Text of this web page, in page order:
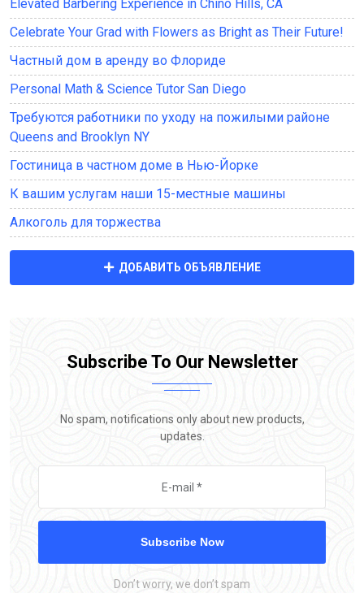
Elevated Barbering Experience in Chino Hills, CA
Celebrate Your Grad with Flowers as Bright as Their Future!
Частный дом в аренду во Флориде
Personal Math & Science Tutor San Diego
Требуются работники по уходу на пожилыми районе
Queens and Brooklyn NY
Гостиница в частном доме в Нью-Йорке
К вашим услугам наши 15-местные машины
Алкоголь для торжества
ДОБАВИТЬ ОБЪЯВЛЕНИЕ
Subscribe To Our Newsletter
No spam, notifications only about new products,
updates.
Subscribe Now
Don’t worry, we don’t spam